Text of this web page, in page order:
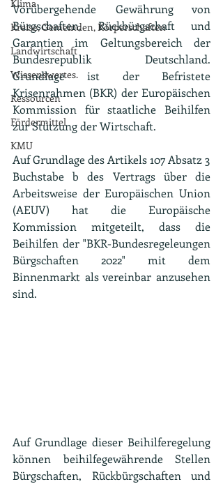
Klima
Kreise, Gemeinden, Körperschaften
Landwirtschaft
Wissenswertes.
Ressourcen
Fördermittel
KMU
Vorübergehende Gewährung von
Bürgschaften, Rückbürgschaft und
Garantien im Geltungsbereich der
Bundesrepublik Deutschland.
Grundlage ist der Befristete
Krisenrahmen (BKR) der Europäischen
Kommission für staatliche Beihilfen
zur Stützung der Wirtschaft.
Auf Grundlage des Artikels 107 Absatz 3
Buchstabe b des Vertrags über die
Arbeitsweise der Europäischen Union
(AEUV) hat die Europäische
Kommission mitgeteilt, dass die
Beihilfen der "BKR-Bundesregeleungen
Bürgschaften 2022" mit dem
Binnenmarkt als vereinbar anzusehen
sind.
Auf Grundlage dieser Beihilferegelung
können beihilfegewährende Stellen
Bürgschaften, Rückbürgschaften und